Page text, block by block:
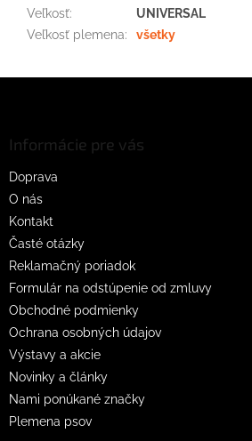
Veľkosť:
UNIVERSAL
Veľkosť plemena: všetky
Informácie pre vás
Doprava
O nás
Kontakt
Časté otázky
Reklamačný poriadok
Formulár na odstúpenie od zmluvy
Obchodné podmienky
Ochrana osobných údajov
Výstavy a akcie
Novinky a články
Nami ponúkané značky
Plemena psov